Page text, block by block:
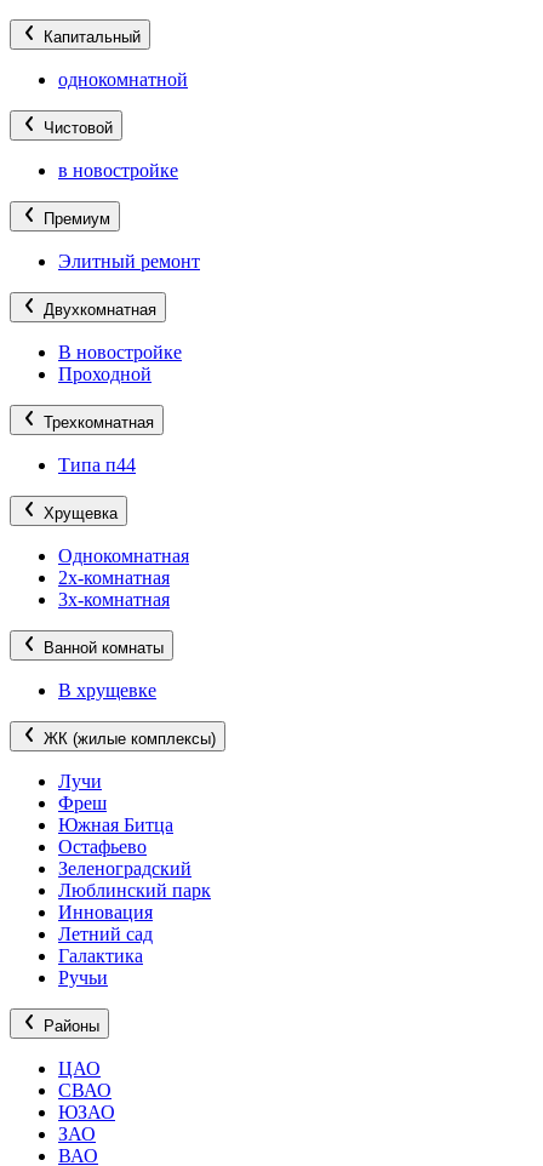
Капитальный
однокомнатной
Чистовой
в новостройке
Премиум
Элитный ремонт
Двухкомнатная
В новостройке
Проходной
Трехкомнатная
Типа п44
Хрущевка
Однокомнатная
2х-комнатная
3х-комнатная
Ванной комнаты
В хрущевке
ЖК (жилые комплексы)
Лучи
Фреш
Южная Битца
Остафьево
Зеленоградский
Люблинский парк
Инновация
Летний сад
Галактика
Ручьи
Районы
ЦАО
СВАО
ЮЗАО
ЗАО
ВАО